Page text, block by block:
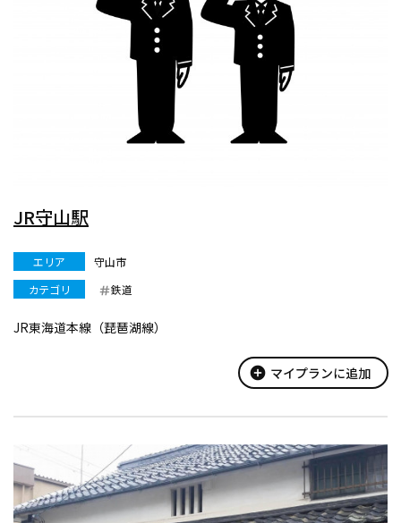
JR守山駅
エリア
守山市
カテゴリ
鉄道
JR東海道本線（琵琶湖線）
add_circle マイプランに追加